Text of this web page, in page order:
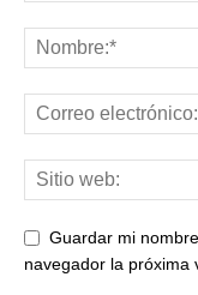
Guardar mi
navegador la próxima